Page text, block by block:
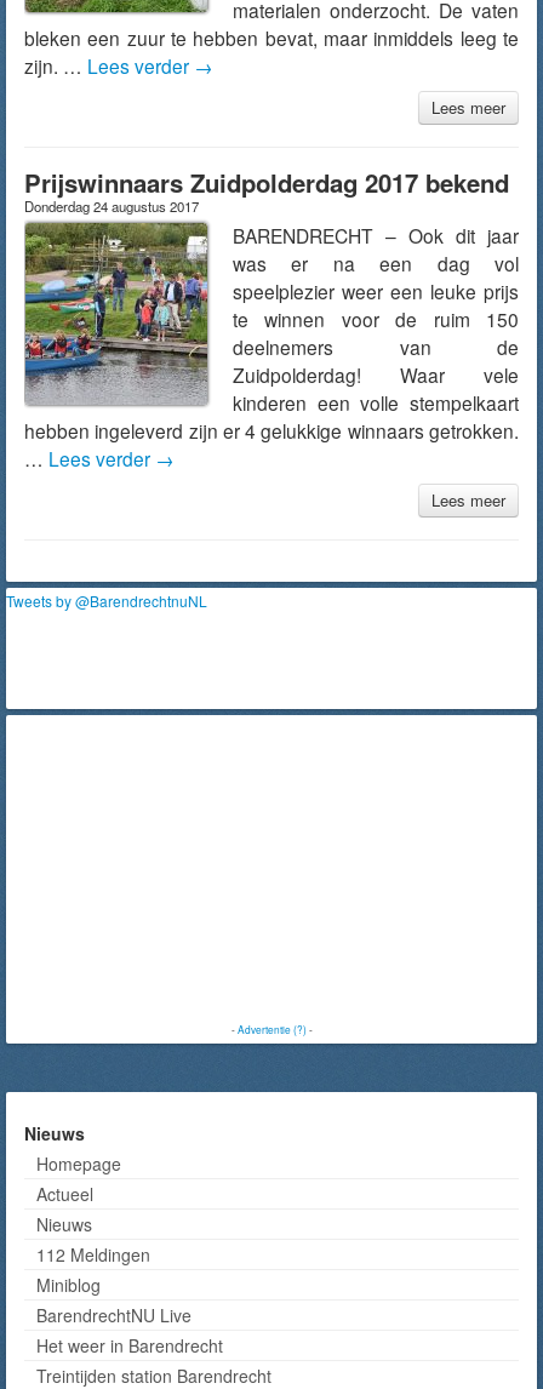
materialen onderzocht. De vaten
bleken een zuur te hebben bevat, maar inmiddels leeg te
zijn. … Lees verder →
Lees meer
Prijswinnaars Zuidpolderdag 2017 bekend
Donderdag 24 augustus 2017
BARENDRECHT – Ook dit jaar
was er na een dag vol
speelplezier weer een leuke prijs
te winnen voor de ruim 150
deelnemers van de
Zuidpolderdag! Waar vele
kinderen een volle stempelkaart
hebben ingeleverd zijn er 4 gelukkige winnaars getrokken.
… Lees verder →
Lees meer
Tweets by @BarendrechtnuNL
-Advertentie (?)-
Nieuws
Homepage
Actueel
Nieuws
112 Meldingen
Miniblog
BarendrechtNU Live
Het weer in Barendrecht
Treintijden station Barendrecht